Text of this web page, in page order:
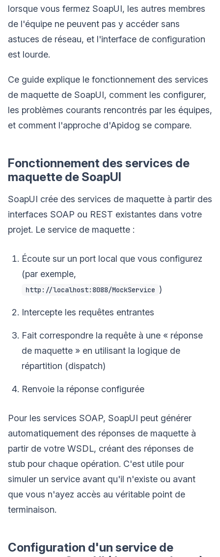
lorsque vous fermez SoapUI, les autres membres
de l'équipe ne peuvent pas y accéder sans
astuces de réseau, et l'interface de configuration
est lourde.
Ce guide explique le fonctionnement des services
de maquette de SoapUI, comment les configurer,
les problèmes courants rencontrés par les équipes,
et comment l'approche d'Apidog se compare.
Fonctionnement des services de
maquette de SoapUI
SoapUI crée des services de maquette à partir des
interfaces SOAP ou REST existantes dans votre
projet. Le service de maquette :
Écoute sur un port local que vous configurez
(par exemple,
http://localhost:8088/MockService )
Intercepte les requêtes entrantes
Fait correspondre la requête à une « réponse
de maquette » en utilisant la logique de
répartition (dispatch)
Renvoie la réponse configurée
Pour les services SOAP, SoapUI peut générer
automatiquement des réponses de maquette à
partir de votre WSDL, créant des réponses de
stub pour chaque opération. C'est utile pour
simuler un service avant qu'il n'existe ou avant
que vous n'ayez accès au véritable point de
terminaison.
Configuration d'un service de